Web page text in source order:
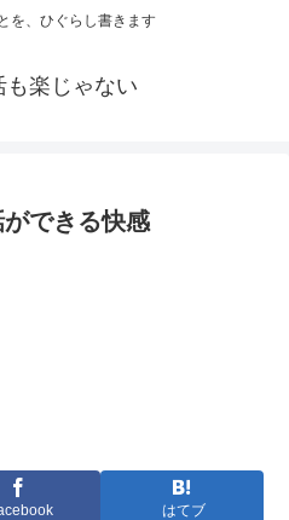
を、ひぐらし書きます
も楽じゃない
できる快感
はてブ